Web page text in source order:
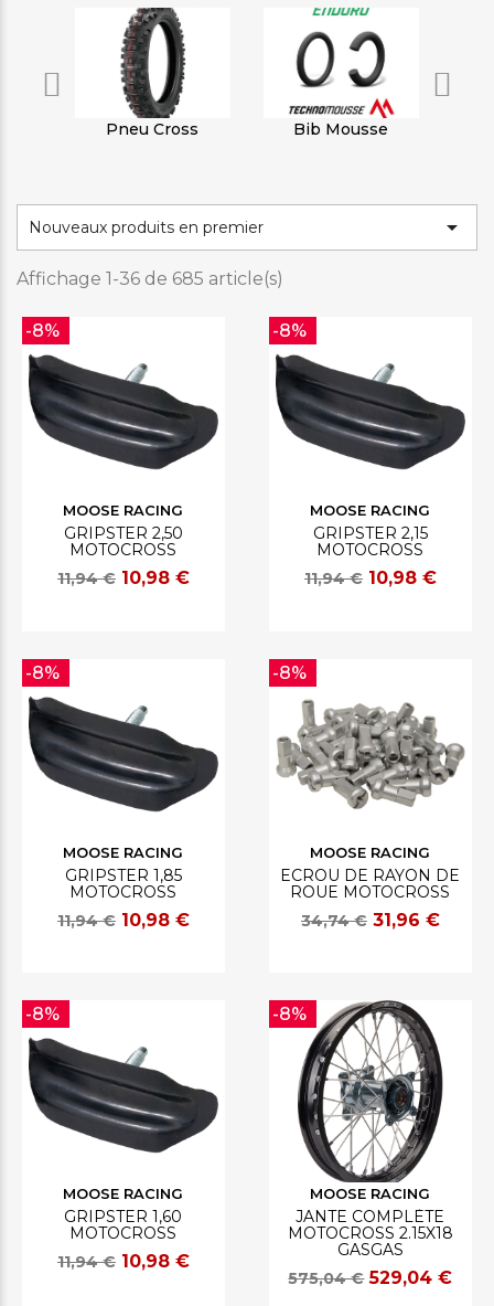
Pneu Cross Bib Mousse
Nouveaux produits en premier 
Affichage 1-36 de 685 article(s)
MOOSE RACING
GRIPSTER 2,50
MOTOCROSS
11,94 € 10,98 €
-8%
MOOSE RACING
GRIPSTER 2,15
MOTOCROSS
11,94 € 10,98 €
-8%
MOOSE RACING
GRIPSTER 1,85
MOTOCROSS
11,94 € 10,98 €
-8%
MOOSE RACING
ECROU DE RAYON DE
ROUE MOTOCROSS
34,74 € 31,96 €
-8%
MOOSE RACING
GRIPSTER 1,60
MOTOCROSS
11,94 € 10,98 €
-8%
MOOSE RACING
JANTE COMPLÈTE
MOTOCROSS 2.15X18
GASGAS
575,04 € 529,04 €
-8%